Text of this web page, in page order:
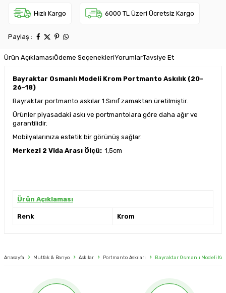
Hızlı Kargo 6000 TL Üzeri Ücretsiz Kargo
Paylaş :
Ürün AçıklamasıÖdeme SeçenekleriYorumlarTavsiye Et
Bayraktar Osmanlı Modeli Krom Portmanto Askılık (20-
26-18)
Bayraktar portmanto askılar 1.Sınıf zamaktan üretilmiştir.
Ürünler piyasadaki askı ve portmantolara göre daha ağır ve
garantilidir.
Mobilyalarınıza estetik bir görünüş sağlar.
Merkezi 2 Vida Arası Ölçü: 1,5cm
Ürün Açıklaması
Renk Krom
Anasayfa Mutfak & Banyo Askılar Portmanto Askıları Bayraktar Osmanlı Modeli